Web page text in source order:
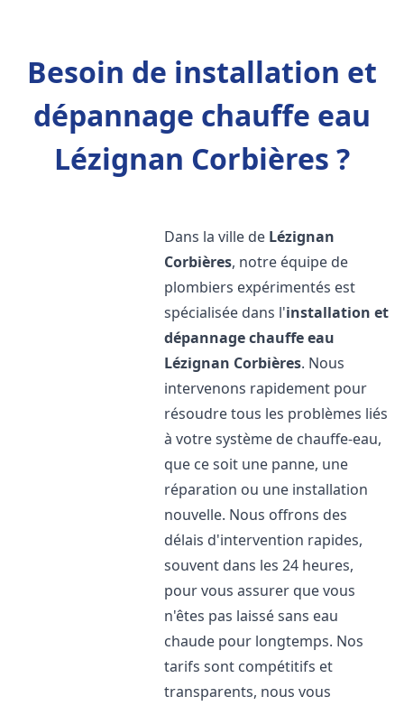
Besoin de installation et
dépannage chauffe eau
Lézignan Corbières ?
Dans la ville de Lézignan
Corbières, notre équipe de
plombiers expérimentés est
spécialisée dans l'installation et
dépannage chauffe eau
Lézignan Corbières. Nous
intervenons rapidement pour
résoudre tous les problèmes liés
à votre système de chauffe-eau,
que ce soit une panne, une
réparation ou une installation
nouvelle. Nous offrons des
délais d'intervention rapides,
souvent dans les 24 heures,
pour vous assurer que vous
n'êtes pas laissé sans eau
chaude pour longtemps. Nos
tarifs sont compétitifs et
transparents, nous vous